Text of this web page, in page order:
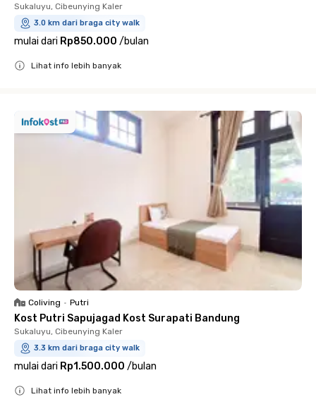
Sukaluyu, Cibeunying Kaler
3.0 km dari braga city walk
mulai dari Rp850.000 /bulan
Lihat info lebih banyak
Coliving • Putri
Kost Putri Sapujagad Kost Surapati Bandung
Sukaluyu, Cibeunying Kaler
3.3 km dari braga city walk
mulai dari Rp1.500.000 /bulan
Lihat info lebih banyak